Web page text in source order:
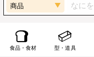
商品
食品・食材 型・道具